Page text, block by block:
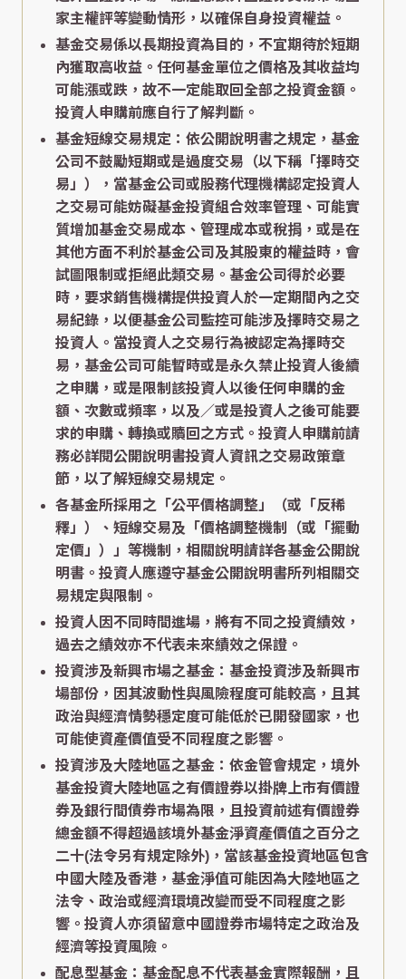
家主權評等變動情形，以確保自身投資權益。
基金交易係以長期投資為目的，不宜期待於短期
內獲取高收益。任何基金單位之價格及其收益均
可能漲或跌，故不一定能取回全部之投資金額。
投資人申購前應自行了解判斷。
基金短線交易規定：依公開說明書之規定，基金
公司不鼓勵短期或是過度交易（以下稱「擇時交
易」），當基金公司或股務代理機構認定投資人
之交易可能妨礙基金投資組合效率管理、可能實
質增加基金交易成本、管理成本或稅捐，或是在
其他方面不利於基金公司及其股東的權益時，會
試圖限制或拒絕此類交易。基金公司得於必要
時，要求銷售機構提供投資人於一定期間內之交
易紀錄，以便基金公司監控可能涉及擇時交易之
投資人。當投資人之交易行為被認定為擇時交
易，基金公司可能暫時或是永久禁止投資人後續
之申購，或是限制該投資人以後任何申購的金
額、次數或頻率，以及／或是投資人之後可能要
求的申購、轉換或贖回之方式。投資人申購前請
務必詳閱公開說明書投資人資訊之交易政策章
節，以了解短線交易規定。
各基金所採用之「公平價格調整」（或「反稀
釋」）、短線交易及「價格調整機制（或「擺動
定價」）」等機制，相關說明請詳各基金公開說
明書。投資人應遵守基金公開說明書所列相關交
易規定與限制。
投資人因不同時間進場，將有不同之投資績效，
過去之績效亦不代表未來績效之保證。
投資涉及新興市場之基金：基金投資涉及新興市
場部份，因其波動性與風險程度可能較高，且其
政治與經濟情勢穩定度可能低於已開發國家，也
可能使資產價值受不同程度之影響。
投資涉及大陸地區之基金：依金管會規定，境外
基金投資大陸地區之有價證券以掛牌上市有價證
券及銀行間債券市場為限，且投資前述有價證券
總金額不得超過該境外基金淨資產價值之百分之
二十(法令另有規定除外)，當該基金投資地區包含
中國大陸及香港，基金淨值可能因為大陸地區之
法令、政治或經濟環境改變而受不同程度之影
響。投資人亦須留意中國證券市場特定之政治及
經濟等投資風險。
配息型基金：基金配息不代表基金實際報酬，且